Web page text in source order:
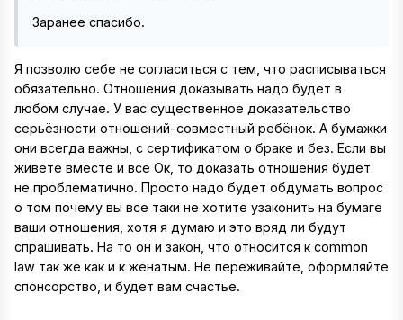
Заранее спасибо.
Я позволю себе не согласиться с тем, что расписываться
обязательно. Отношения доказывать надо будет в
любом случае. У вас существенное доказательство
серьёзности отношений-совместный ребёнок. А бумажки
они всегда важны, с сертификатом о браке и без. Если вы
живете вместе и все Ок, то доказать отношения будет
не проблематично. Просто надо будет обдумать вопрос
о том почему вы все таки не хотите узаконить на бумаге
ваши отношения, хотя я думаю и это вряд ли будут
спрашивать. На то он и закон, что относится к common
law так же как и к женатым. Не переживайте, оформляйте
спонсорство, и будет вам счастье.